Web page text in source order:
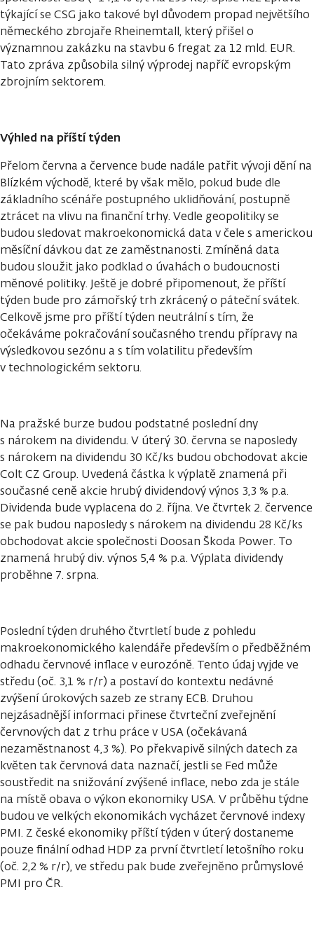
týkající se CSG jako takové byl důvodem propad největšího
německého zbrojaře Rheinemtall, který přišel o
významnou zakázku na stavbu 6 fregat za 12 mld. EUR.
Tato zpráva způsobila silný výprodej napříč evropským
zbrojním sektorem.
Výhled na příští týden
Přelom června a července bude nadále patřit vývoji dění na
Blízkém východě, které by však mělo, pokud bude dle
základního scénáře postupného uklidňování, postupně
ztrácet na vlivu na finanční trhy. Vedle geopolitiky se
budou sledovat makroekonomická data v čele s americkou
měsíční dávkou dat ze zaměstnanosti. Zmíněná data
budou sloužit jako podklad o úvahách o budoucnosti
měnové politiky. Ještě je dobré připomenout, že příští
týden bude pro zámořský trh zkrácený o páteční svátek.
Celkově jsme pro příští týden neutrální s tím, že
očekáváme pokračování současného trendu přípravy na
výsledkovou sezónu a s tím volatilitu především
v technologickém sektoru.
Na pražské burze budou podstatné poslední dny
s nárokem na dividendu. V úterý 30. června se naposledy
s nárokem na dividendu 30 Kč/ks budou obchodovat akcie
Colt CZ Group. Uvedená částka k výplatě znamená při
současné ceně akcie hrubý dividendový výnos 3,3 % p.a.
Dividenda bude vyplacena do 2. října. Ve čtvrtek 2. července
se pak budou naposledy s nárokem na dividendu 28 Kč/ks
obchodovat akcie společnosti Doosan Škoda Power. To
znamená hrubý div. výnos 5,4 % p.a. Výplata dividendy
proběhne 7. srpna.
Poslední týden druhého čtvrtletí bude z pohledu
makroekonomického kalendáře především o předběžném
odhadu červnové inflace v eurozóně. Tento údaj vyjde ve
středu (oč. 3,1 % r/r) a postaví do kontextu nedávné
zvýšení úrokových sazeb ze strany ECB. Druhou
nejzásadnější informaci přinese čtvrteční zveřejnění
červnových dat z trhu práce v USA (očekávaná
nezaměstnanost 4,3 %). Po překvapivě silných datech za
květen tak červnová data naznačí, jestli se Fed může
soustředit na snižování zvýšené inflace, nebo zda je stále
na místě obava o výkon ekonomiky USA. V průběhu týdne
budou ve velkých ekonomikách vycházet červnové indexy
PMI. Z české ekonomiky příští týden v úterý dostaneme
pouze finální odhad HDP za první čtvrtletí letošního roku
(oč. 2,2 % r/r), ve středu pak bude zveřejněno průmyslové
PMI pro ČR.